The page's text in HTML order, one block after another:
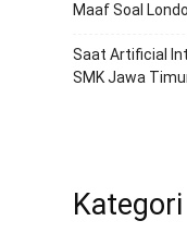
Maaf Soal
Saat Artificial
SMK Jawa